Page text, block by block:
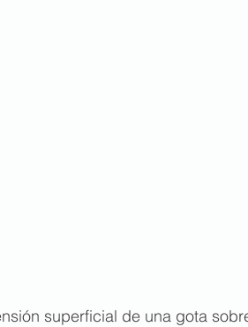
superficial de una gota